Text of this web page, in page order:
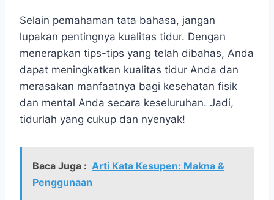
Selain pemahaman tata bahasa, jangan
lupakan pentingnya kualitas tidur. Dengan
menerapkan tips-tips yang telah dibahas, Anda
dapat meningkatkan kualitas tidur Anda dan
merasakan manfaatnya bagi kesehatan fisik
dan mental Anda secara keseluruhan. Jadi,
tidurlah yang cukup dan nyenyak!
Baca Juga : Arti Kata Kesupen: Makna &
Penggunaan